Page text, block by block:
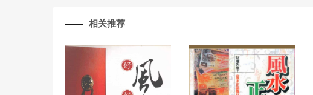
相关推荐